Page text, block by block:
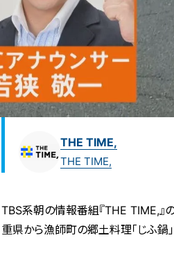
THE TIME,
THE TIME,
TBS系朝の情報番組『THE TIME,』
重県から漁師町の郷土料理「じふ鍋